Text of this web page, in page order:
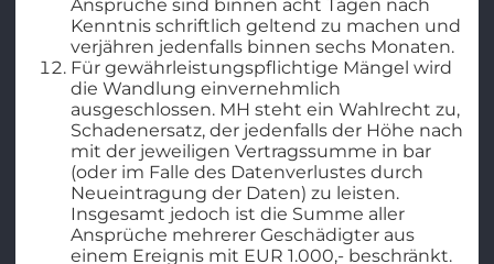
Ansprüche sind binnen acht Tagen nach
Kenntnis schriftlich geltend zu machen und
verjähren jedenfalls binnen sechs Monaten.
Für gewährleistungspflichtige Mängel wird
die Wandlung einvernehmlich
ausgeschlossen. MH steht ein Wahlrecht zu,
Schadenersatz, der jedenfalls der Höhe nach
mit der jeweiligen Vertragssumme in bar
(oder im Falle des Datenverlustes durch
Neueintragung der Daten) zu leisten.
Insgesamt jedoch ist die Summe aller
Ansprüche mehrerer Geschädigter aus
einem Ereignis mit EUR 1.000,- beschränkt.